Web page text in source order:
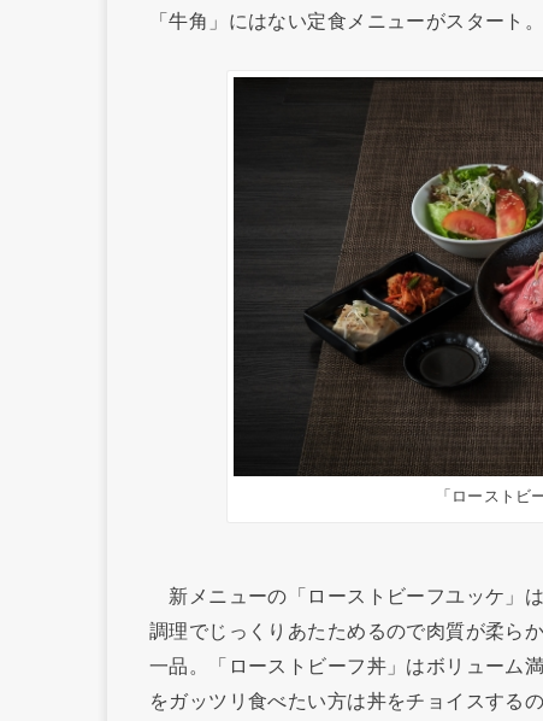
「牛角」にはない定食メニューがスタート。
「ローストビ
新メニューの「ローストビーフユッケ」
調理でじっくりあたためるので肉質が柔ら
一品。「ローストビーフ丼」はボリューム
をガッツリ食べたい方は丼をチョイスする